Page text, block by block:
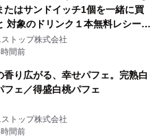
たはサンドイッチ1個を一緒に買
対象のドリンク１本無料レシート
ポンもらえる！※1
ストップ株式会社
間前
香り広がる、幸せパフェ。完熟白
フェ／得盛白桃パフェ
ストップ株式会社
間前